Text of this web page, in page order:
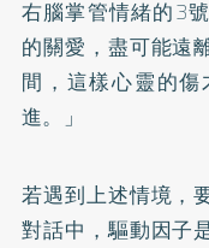
右腦掌管情緒的3
的關愛，盡可能遠
間，這樣心靈的
進。」
若遇到上述情境，
對話中，驅動因子